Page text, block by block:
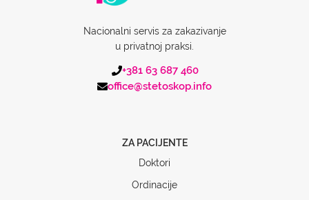
Nacionalni servis za zakazivanje
u privatnoj praksi.
+381 63 687 460
office@stetoskop.info
ZA PACIJENTE
Doktori
Ordinacije